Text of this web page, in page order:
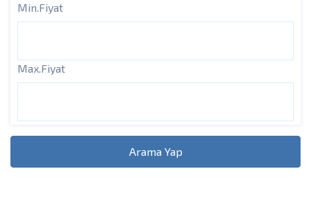
Min.Fiyat
Max.Fiyat
Arama Yap